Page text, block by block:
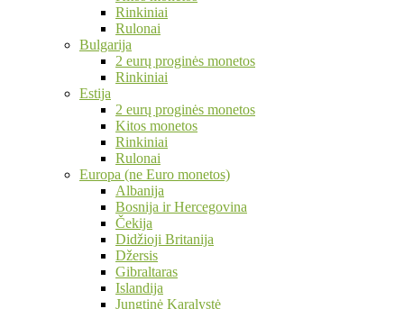
Rinkiniai
Rulonai
Bulgarija
2 eurų proginės monetos
Rinkiniai
Estija
2 eurų proginės monetos
Kitos monetos
Rinkiniai
Rulonai
Europa (ne Euro monetos)
Albanija
Bosnija ir Hercegovina
Čekija
Didžioji Britanija
Džersis
Gibraltaras
Islandija
Jungtinė Karalystė